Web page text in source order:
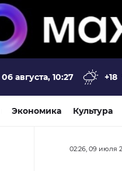
06 августа, 10:27 +18
Экономика Культура
02:26, 09 июля